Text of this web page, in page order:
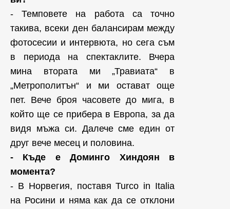
- Темповете на работа са точно
такива, всеки ден балансирам между
фотосесии и интервюта, но сега съм
в периода на спектаклите. Вчера
мина втората ми „Травиата“ в
„Метрополитън“ и ми остават още
пет. Вече броя часовете до мига, в
който ще се прибера в Европа, за да
видя мъжа си. Далече сме един от
друг вече месец и половина.
- Къде е Доминго Хиндоян в
момента?
- В Норвегия, поставя Turco in Italia
на Росини и няма как да се отклони